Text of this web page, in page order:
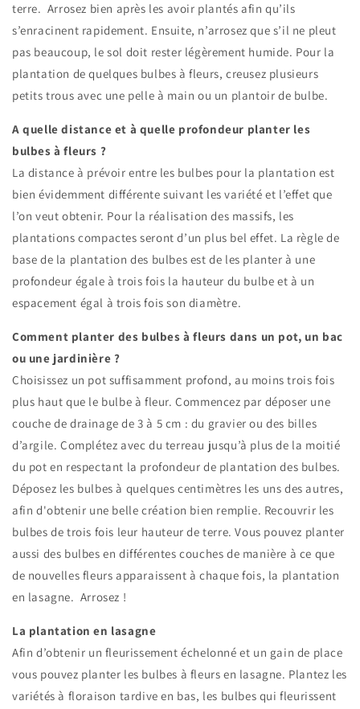
terre. Arrosez bien après les avoir plantés afin qu’ils
s’enracinent rapidement. Ensuite, n’arrosez que s’il ne pleut
pas beaucoup, le sol doit rester légèrement humide. Pour la
plantation de quelques bulbes à fleurs, creusez plusieurs
petits trous avec une pelle à main ou un plantoir de bulbe.
A quelle distance et à quelle profondeur planter les
bulbes à fleurs ?
La distance à prévoir entre les bulbes pour la plantation est
bien évidemment différente suivant les variété et l’effet que
l’on veut obtenir. Pour la réalisation des massifs, les
plantations compactes seront d’un plus bel effet. La règle de
base de la plantation des bulbes est de les planter à une
profondeur égale à trois fois la hauteur du bulbe et à un
espacement égal à trois fois son diamètre.
Comment planter des bulbes à fleurs dans un pot, un bac
ou une jardinière ?
Choisissez un pot suffisamment profond, au moins trois fois
plus haut que le bulbe à fleur. Commencez par déposer une
couche de drainage de 3 à 5 cm : du gravier ou des billes
d’argile. Complétez avec du terreau jusqu’à plus de la moitié
du pot en respectant la profondeur de plantation des bulbes.
Déposez les bulbes à quelques centimètres les uns des autres,
afin d'obtenir une belle création bien remplie. Recouvrir les
bulbes de trois fois leur hauteur de terre. Vous pouvez planter
aussi des bulbes en différentes couches de manière à ce que
de nouvelles fleurs apparaissent à chaque fois, la plantation
en lasagne. Arrosez !
La plantation en lasagne
Afin d’obtenir un fleurissement échelonné et un gain de place
vous pouvez planter les bulbes à fleurs en lasagne. Plantez les
variétés à floraison tardive en bas, les bulbes qui fleurissent